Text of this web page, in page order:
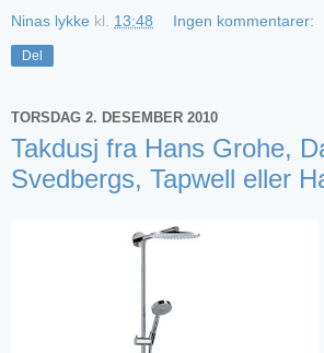
Ninas lykke kl. 13:48 Ingen kommentarer:
Del
TORSDAG 2. DESEMBER 2010
Takdusj fra Hans Grohe,
Svedbergs, Tapwell eller